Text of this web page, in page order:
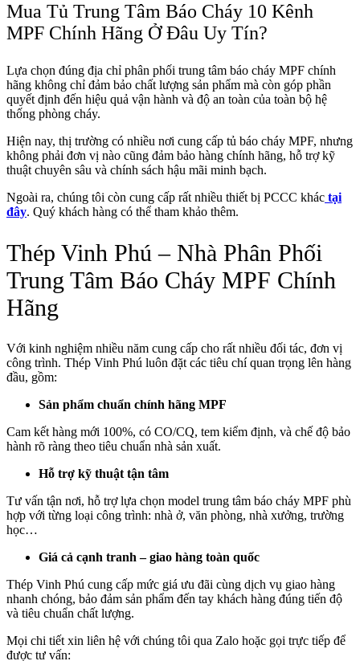
Mua Tủ Trung Tâm Báo Cháy 10 Kênh
MPF Chính Hãng Ở Đâu Uy Tín?
Lựa chọn đúng địa chỉ phân phối trung tâm báo cháy MPF chính
hãng không chỉ đảm bảo chất lượng sản phẩm mà còn góp phần
quyết định đến hiệu quả vận hành và độ an toàn của toàn bộ hệ
thống phòng cháy.
Hiện nay, thị trường có nhiều nơi cung cấp tủ báo cháy MPF, nhưng
không phải đơn vị nào cũng đảm bảo hàng chính hãng, hỗ trợ kỹ
thuật chuyên sâu và chính sách hậu mãi minh bạch.
Ngoài ra, chúng tôi còn cung cấp rất nhiều thiết bị PCCC khác tại
đây. Quý khách hàng có thể tham khảo thêm.
Thép Vinh Phú – Nhà Phân Phối
Trung Tâm Báo Cháy MPF Chính
Hãng
Với kinh nghiệm nhiều năm cung cấp cho rất nhiều đối tác, đơn vị
công trình. Thép Vinh Phú luôn đặt các tiêu chí quan trọng lên hàng
đầu, gồm:
Sản phẩm chuẩn chính hãng MPF
Cam kết hàng mới 100%, có CO/CQ, tem kiểm định, và chế độ bảo
hành rõ ràng theo tiêu chuẩn nhà sản xuất.
Hỗ trợ kỹ thuật tận tâm
Tư vấn tận nơi, hỗ trợ lựa chọn model trung tâm báo cháy MPF phù
hợp với từng loại công trình: nhà ở, văn phòng, nhà xưởng, trường
học…
Giá cả cạnh tranh – giao hàng toàn quốc
Thép Vinh Phú cung cấp mức giá ưu đãi cùng dịch vụ giao hàng
nhanh chóng, bảo đảm sản phẩm đến tay khách hàng đúng tiến độ
và tiêu chuẩn chất lượng.
Mọi chi tiết xin liên hệ với chúng tôi qua Zalo hoặc gọi trực tiếp để
được tư vấn: